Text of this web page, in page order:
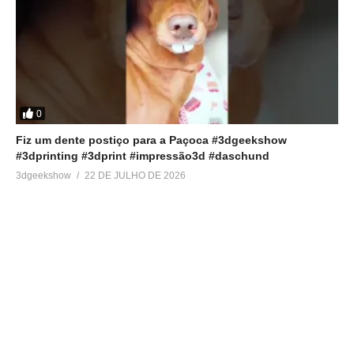
0
Fiz um dente postiço para a Paçoca #3dgeekshow
#3dprinting #3dprint #impressão3d #daschund
3dgeekshow 22 DE JULHO DE 2026